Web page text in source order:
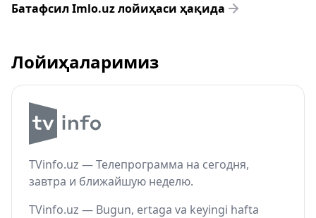
Батафсил Imlo.uz лойиҳаси ҳақида
Лойиҳаларимиз
TVinfo.uz — Телепрограмма на сегодня,
завтра и ближайшую неделю.
TVinfo.uz — Bugun, ertaga va keyingi hafta